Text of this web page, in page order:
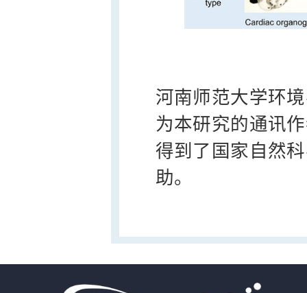
河南师范大学环
为本研究的通讯
得到了国家自然
助。